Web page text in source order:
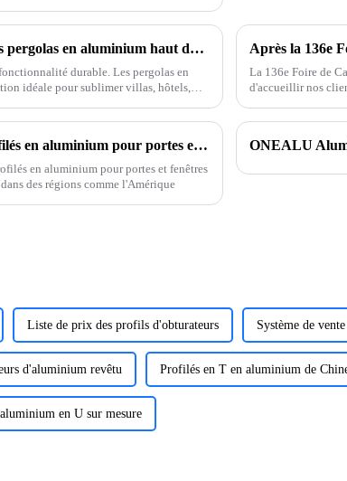
Sublimez vos espaces extérieurs avec les pergolas en aluminium haut de gamme ONEALU
durable. Les pergolas en
idéale pour sublimer villas, hôtels,
Après la 136e
La 136e Foire de
d'accueillir nos
Tendances actuelles du secteur des profilés en aluminium pour portes et fenêtres
en aluminium pour portes et fenêtres
des régions comme l'Amérique
ONEALU
Liste de prix des profils d'obturateurs Système de
d'aluminium revêtu Profilés en T en aluminium de
en U sur mesure